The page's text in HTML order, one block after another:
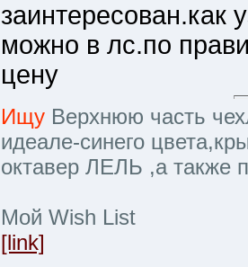
заинтересован.как
можно в лс.по
цену
Ищу Верхнюю часть
идеале-синего
октавер ЛЕЛЬ ,а также
Мой Wish List
[link]